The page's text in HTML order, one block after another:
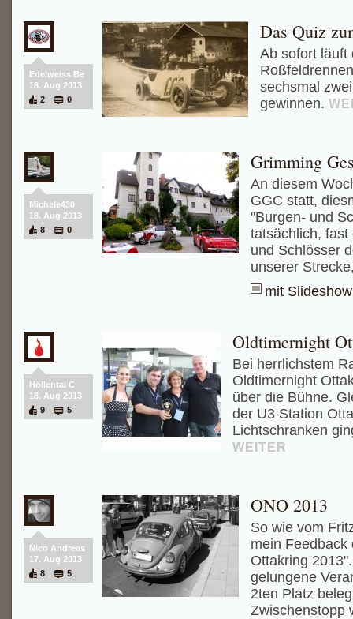
Edelweiss Be
18. Aug 2013
2
0
Das Quiz
Ab sofort läuft
sechsmal
gewinnen.
Michele430
18. Aug 2013
8
0
Grimming
An diesem
GGC statt,
"Burgen- und
tatsächlich,
und Schlösser
unserer
mit Slideshow
Höllental C
18. Aug 2013
9
5
Oldtimernight
Bei herrlichstem
Oldtimernight
über die Bühne.
der U3 Station
Lichtschranken
WEITER
Nico Andreas
17. Aug 2013
8
5
ONO 2013
So wie vom
mein Feedback
Ottakring
gelungene
2ten Platz
Zwischenstopp